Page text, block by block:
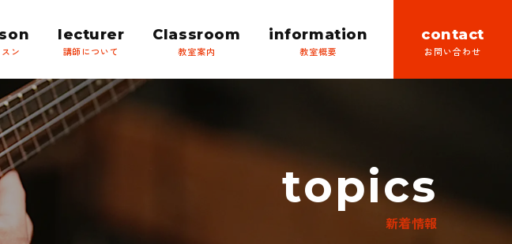
lecturer Classroom information contact
topics
新着情報